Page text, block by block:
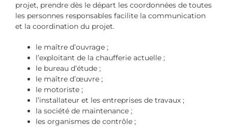
projet, prendre dès le départ les coordonnées de toutes
les personnes responsables facilite la communication
et la coordination du projet.
le maître d’ouvrage ;
l’exploitant de la chaufferie actuelle ;
le bureau d’étude ;
le maître d’œuvre ;
le motoriste ;
l’installateur et les entreprises de travaux ;
la société de maintenance ;
les organismes de contrôle ;